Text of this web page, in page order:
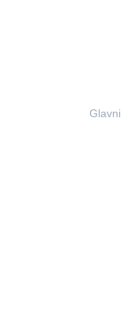
Glavni